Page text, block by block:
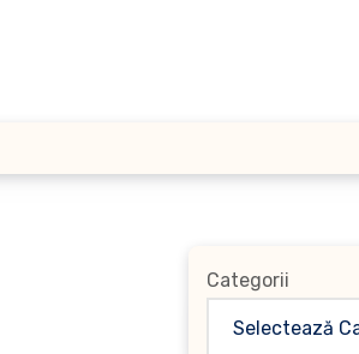
Categorii